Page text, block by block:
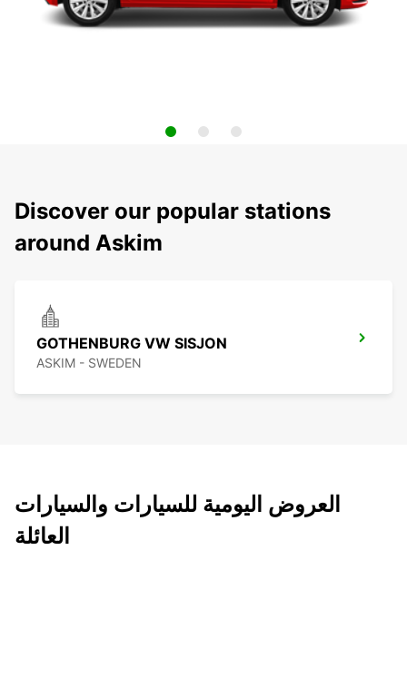
Discover our popular stations
around Askim
GOTHENBURG VW SISJON
ASKIM - SWEDEN
العروض اليومية للسيارات والسيارات
العائلة